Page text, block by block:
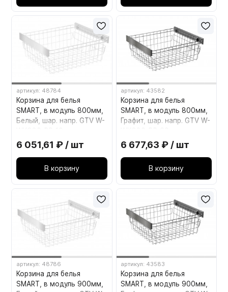
артикул: 48784
Корзина для белья
SMART, в модуль 800мм,
Белый, шар. напр. GTV W-
6 051,61 ₽ / шт
В корзину
артикул: 43582
Корзина для белья
SMART, в модуль 800мм,
Графит, шар. напр. GTV W-
6 677,63 ₽ / шт
В корзину
артикул: 48786
Корзина для белья
SMART, в модуль 900мм,
артикул: 43583
Корзина для белья
SMART, в модуль 900мм,